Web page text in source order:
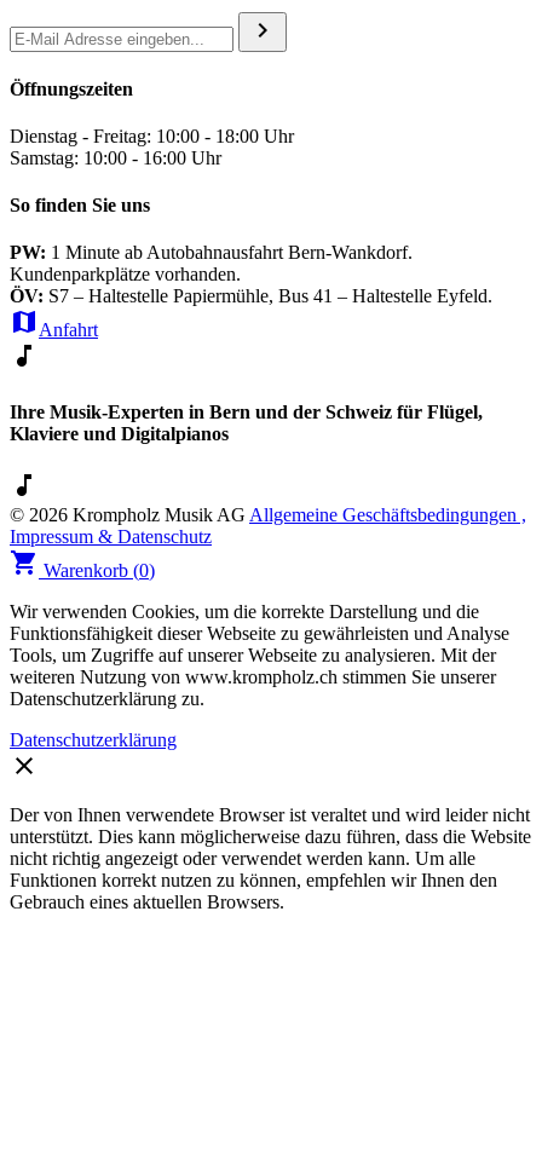
chevron_right
Öffnungszeiten
Dienstag - Freitag: 10:00 - 18:00 Uhr
Samstag: 10:00 - 16:00 Uhr
So finden Sie uns
PW: 1 Minute ab Autobahnausfahrt Bern-Wankdorf.
Kundenparkplätze vorhanden.
ÖV: S7 – Haltestelle Papiermühle, Bus 41 – Haltestelle Eyfeld.
map Anfahrt
music_note
Ihre Musik-Experten in Bern und der Schweiz für Flügel,
Klaviere und Digitalpianos
music_note
© 2026 Krompholz Musik AG Allgemeine Geschäftsbedingungen ,
Impressum & Datenschutz
shopping_cart Warenkorb (0)
Wir verwenden Cookies, um die korrekte Darstellung und die
Funktionsfähigkeit dieser Webseite zu gewährleisten und Analyse
Tools, um Zugriffe auf unserer Webseite zu analysieren. Mit der
weiteren Nutzung von www.krompholz.ch stimmen Sie unserer
Datenschutzerklärung zu.
Datenschutzerklärung
clear
Der von Ihnen verwendete Browser ist veraltet und wird leider nicht
unterstützt. Dies kann möglicherweise dazu führen, dass die Website
nicht richtig angezeigt oder verwendet werden kann. Um alle
Funktionen korrekt nutzen zu können, empfehlen wir Ihnen den
Gebrauch eines aktuellen Browsers.